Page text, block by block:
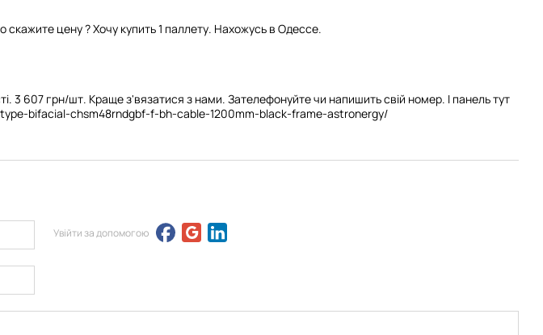
цену ? Хочу купить 1 паллету. Нахожусь в Одессе.
3 607 грн/шт. Краще з'вязатися з нами. Зателефонуйте чи напишить свій номер. І панель тут
bifacial-chsm48rndgbf-f-bh-cable-1200mm-black-frame-astronergy/
Увійти за допомогою